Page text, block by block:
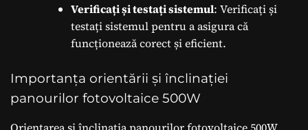
Verificați și testați sistemul: Verificați și
testați sistemul pentru a asigura că
funcționează corect și eficient.
Importanța orientării și înclinației
panourilor fotovoltaice 500W